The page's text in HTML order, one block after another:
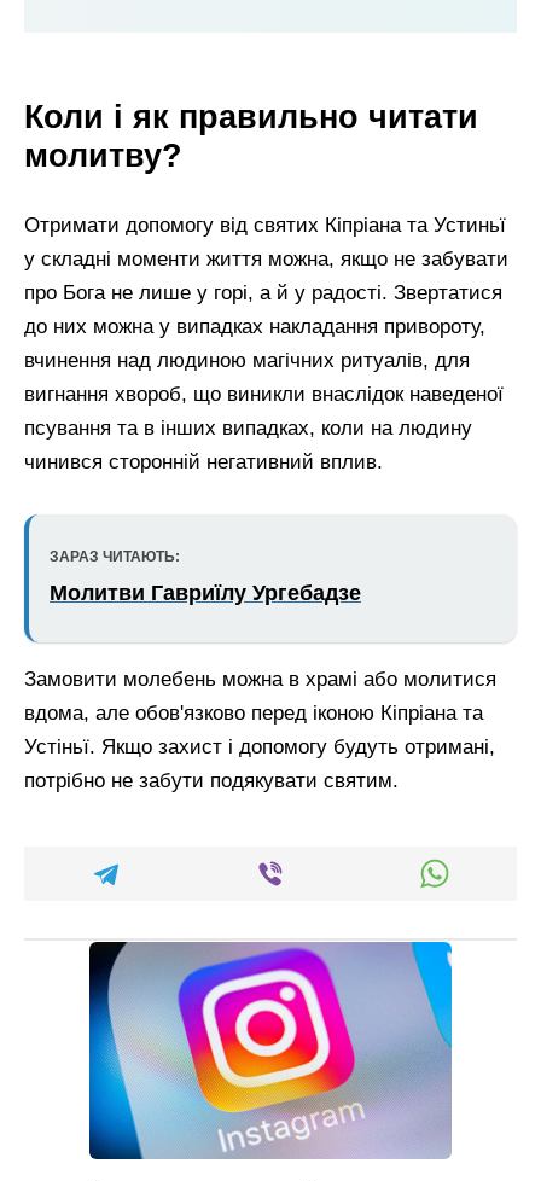
Коли і як правильно читати
молитву?
Отримати допомогу від святих Кіпріана та Устиньї
у складні моменти життя можна, якщо не забувати
про Бога не лише у горі, а й у радості. Звертатися
до них можна у випадках накладання привороту,
вчинення над людиною магічних ритуалів, для
вигнання хвороб, що виникли внаслідок наведеної
псування та в інших випадках, коли на людину
чинився сторонній негативний вплив.
ЗАРАЗ ЧИТАЮТЬ:
Молитви Гавриїлу Ургебадзе
Замовити молебень можна в храмі або молитися
вдома, але обов'язково перед іконою Кіпріана та
Устіньї. Якщо захист і допомогу будуть отримані,
потрібно не забути подякувати святим.